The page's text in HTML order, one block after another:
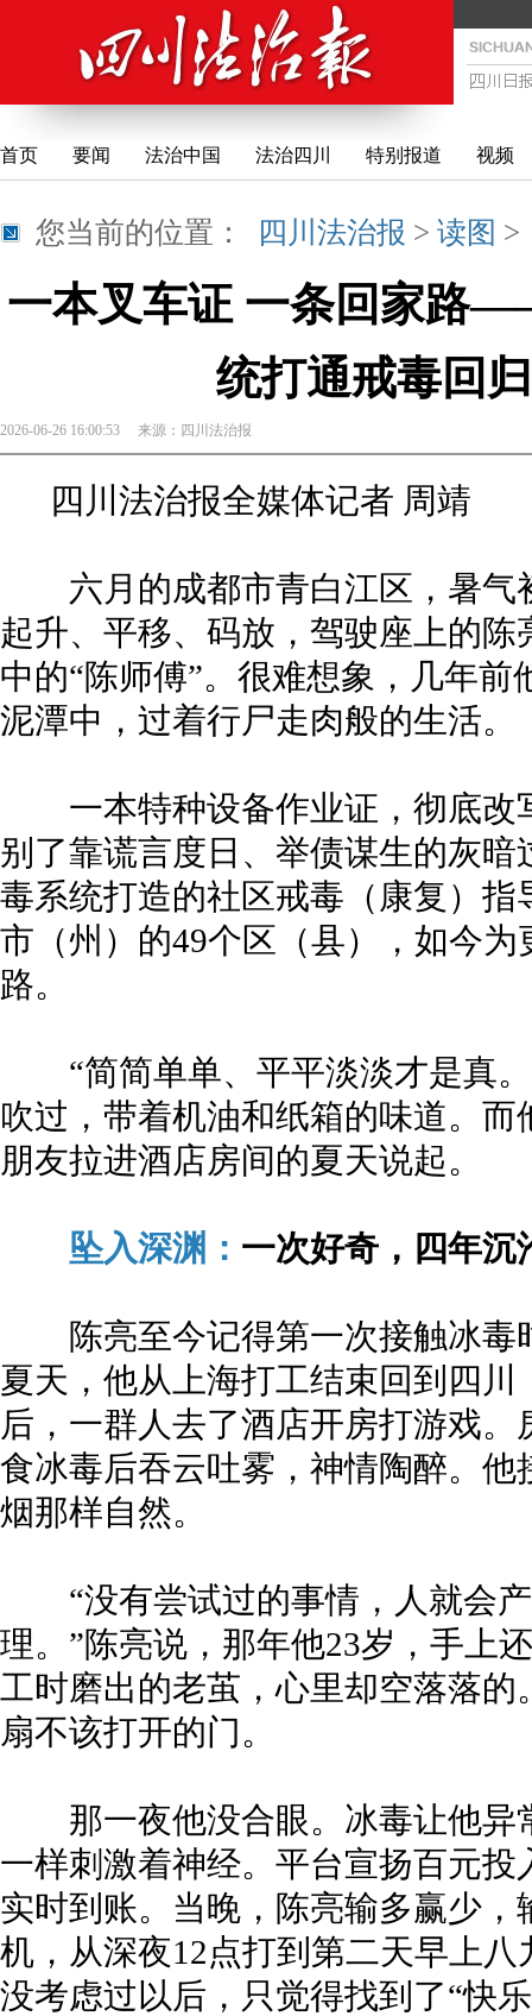
首页 要闻 法治中国 法治四川 特别报道 视频
您当前的位置： 四川法治报 > 读图
一本叉车证 一条回家路
统打通戒毒回
2026-06-26 16:00:53 来源： 四川法治报
四川法治报全媒体记者 周靖
六月的成都市青白江区，暑气
起升、平移、码放，驾驶座上的
中的“陈师傅”。很难想象，几年
泥潭中，过着行尸走肉般的生活。
一本特种设备作业证，彻底改
别了靠谎言度日、举债谋生的灰
毒系统打造的社区戒毒（康复）
市（州）的49个区（县），如今
路。
“简简单单、平平淡淡才是真。
吹过，带着机油和纸箱的味道。
朋友拉进酒店房间的夏天说起。
坠入深渊： 一次好奇，四年沉
陈亮至今记得第一次接触冰毒
夏天，他从上海打工结束回到四
后，一群人去了酒店开房打游戏
食冰毒后吞云吐雾，神情陶醉。
烟那样自然。
“没有尝试过的事情，人就会产
理。”陈亮说，那年他23岁，手上
工时磨出的老茧，心里却空落落
扇不该打开的门。
那一夜他没合眼。冰毒让他异
一样刺激着神经。平台宣扬百元
实时到账。当晚，陈亮输多赢少
机，从深夜12点打到第二天早上
没考虑过以后，只觉得找到了“快